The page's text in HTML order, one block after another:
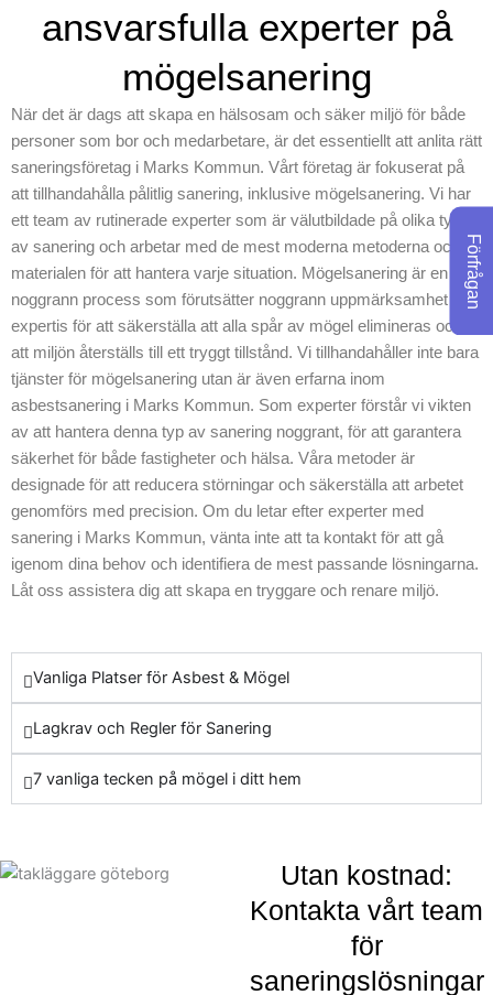
motsvara dina önskemål.
Vi har de kapaciteter och
den kompetens som
behövs för att säkerställa
att arbetet utförs korrekt
och effektivt. Oavsett om
det handlar om ett
småskaligt eller stort
projekt, är vi här för att
hjälpa dig med alla dina
behov inom asbest och
PCB hantering. Kontakta
vårt team idag för att lära
dig mer om hur vi kan
assistera dig med att bidra
till en tryggare
fastighetsmiljö. Genom att
ta kontakt med oss tar du
första steget mot att
skydda dig själv och din
omgivning mot farliga
Förfrågan
ansvarsfulla experter på
mögelsanering
När det är dags att skapa en hälsosam och säker miljö för både
personer som bor och medarbetare, är det essentiellt att anlita rätt
saneringsföretag i Marks Kommun. Vårt företag är fokuserat på
att tillhandahålla pålitlig sanering, inklusive mögelsanering. Vi har
ett team av rutinerade experter som är välutbildade på olika typer
av sanering och arbetar med de mest moderna metoderna och
materialen för att hantera varje situation. Mögelsanering är en
noggrann process som förutsätter noggrann uppmärksamhet och
expertis för att säkerställa att alla spår av mögel elimineras och
att miljön återställs till ett tryggt tillstånd. Vi tillhandahåller inte bara
tjänster för mögelsanering utan är även erfarna inom
asbestsanering i Marks Kommun. Som experter förstår vi vikten
av att hantera denna typ av sanering noggrant, för att garantera
säkerhet för både fastigheter och hälsa. Våra metoder är
designade för att reducera störningar och säkerställa att arbetet
genomförs med precision. Om du letar efter experter med
sanering i Marks Kommun, vänta inte att ta kontakt för att gå
igenom dina behov och identifiera de mest passande lösningarna.
Låt oss assistera dig att skapa en tryggare och renare miljö.
Vanliga Platser för Asbest & Mögel
Lagkrav och Regler för Sanering
7 vanliga tecken på mögel i ditt hem
Utan kostnad:
Kontakta vårt team
för
saneringslösningar